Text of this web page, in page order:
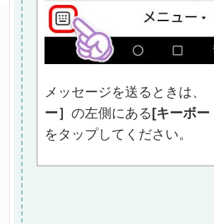
メッセージを送るときは、
ー］の左側にある[キーボー
をタップしてください。